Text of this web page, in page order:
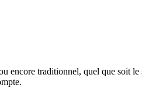
encore traditionnel, quel que soit